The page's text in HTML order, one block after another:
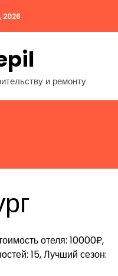
2026
и ремонту
отеля: 10000₽,
15, Лучший сезон: